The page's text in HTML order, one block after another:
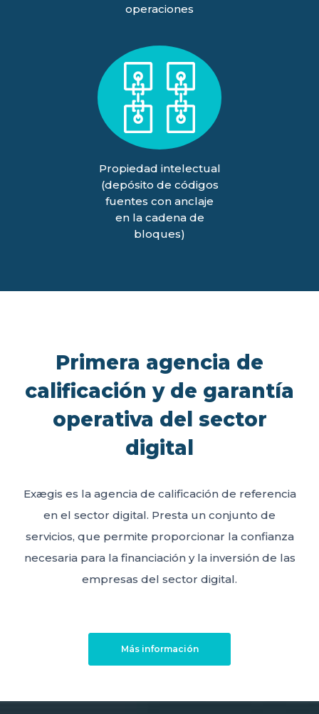
operaciones
Propiedad intelectual
(depósito de códigos
fuentes con anclaje
en la cadena de
bloques)
Primera agencia de
calificación y de garantía
operativa del sector
digital
Exægis es la agencia de calificación de referencia
en el sector digital. Presta un conjunto de
servicios, que permite proporcionar la confianza
necesaria para la financiación y la inversión de las
empresas del sector digital.
Más información